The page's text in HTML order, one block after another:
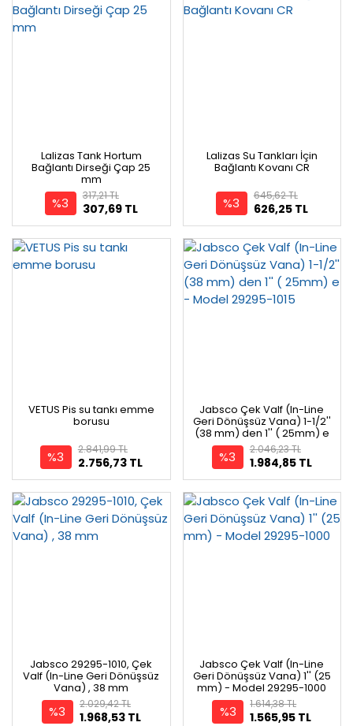
Lalizas Tank Hortum
Bağlantı Dirseği Çap 25
mm
%3 307,69 TL
317,21 TL
Lalizas Su Tankları İçin
Bağlantı Kovanı CR
%3 626,25 TL
645,62 TL
VETUS Pis su tankı emme
borusu
%3 2.756,73 TL
2.841,99 TL
Jabsco Çek Valf (In-Line
Geri Dönüşsüz Vana) 1-1/2''
(38 mm) den 1'' ( 25mm) e
- Model 29295-1015
%3 1.984,85 TL
2.046,23 TL
Jabsco 29295-1010, Çek
Valf (In-Line Geri Dönüşsüz
Vana) , 38 mm
%3 1.968,53 TL
2.029,42 TL
Jabsco Çek Valf (In-Line
Geri Dönüşsüz Vana) 1'' (25
mm) - Model 29295-1000
%3 1.565,95 TL
1.614,38 TL